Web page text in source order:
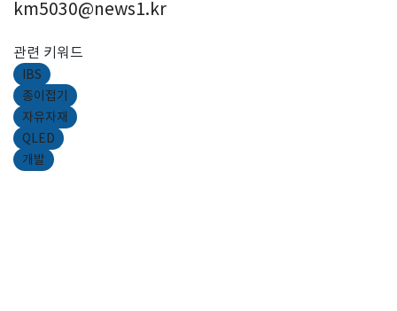
km5030@news1.kr
관련 키워드
IBS
종이접기
자유자재
QLED
개발